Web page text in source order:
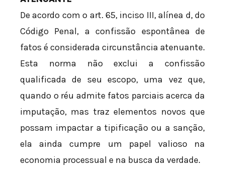
De acordo com o art. 65, inciso III, alínea d, do
Código Penal, a confissão espontânea de
fatos é considerada circunstância atenuante.
Esta norma não exclui a confissão
qualificada de seu escopo, uma vez que,
quando o réu admite fatos parciais acerca da
imputação, mas traz elementos novos que
possam impactar a tipificação ou a sanção,
ela ainda cumpre um papel valioso na
economia processual e na busca da verdade.